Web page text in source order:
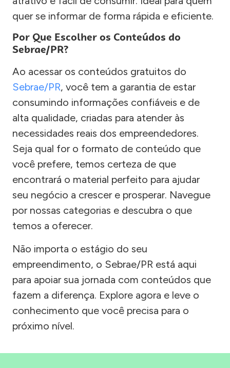
quer se informar de forma rápida e eficiente.
Por Que Escolher os Conteúdos do
Sebrae/PR?
Ao acessar os conteúdos gratuitos do
Sebrae/PR, você tem a garantia de estar
consumindo informações confiáveis e de
alta qualidade, criadas para atender às
necessidades reais dos empreendedores.
Seja qual for o formato de conteúdo que
você prefere, temos certeza de que
encontrará o material perfeito para ajudar
seu negócio a crescer e prosperar. Navegue
por nossas categorias e descubra o que
temos a oferecer.
Não importa o estágio do seu
empreendimento, o Sebrae/PR está aqui
para apoiar sua jornada com conteúdos que
fazem a diferença. Explore agora e leve o
conhecimento que você precisa para o
próximo nível.